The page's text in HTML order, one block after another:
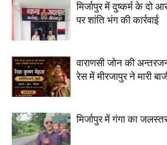
मिर्जापुर में दुष्कर्म के दो
पर शांति भंग की कार्रवाई
वाराणसी जोन की
रेस में मीरजापुर ने मारी
मिर्जापुर में गंगा का